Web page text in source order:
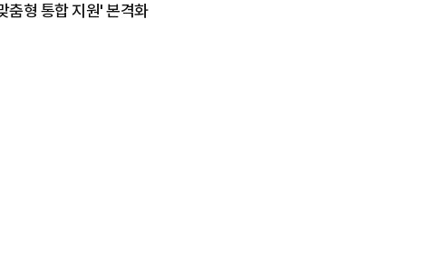
춤형 통합 지원' 본격화